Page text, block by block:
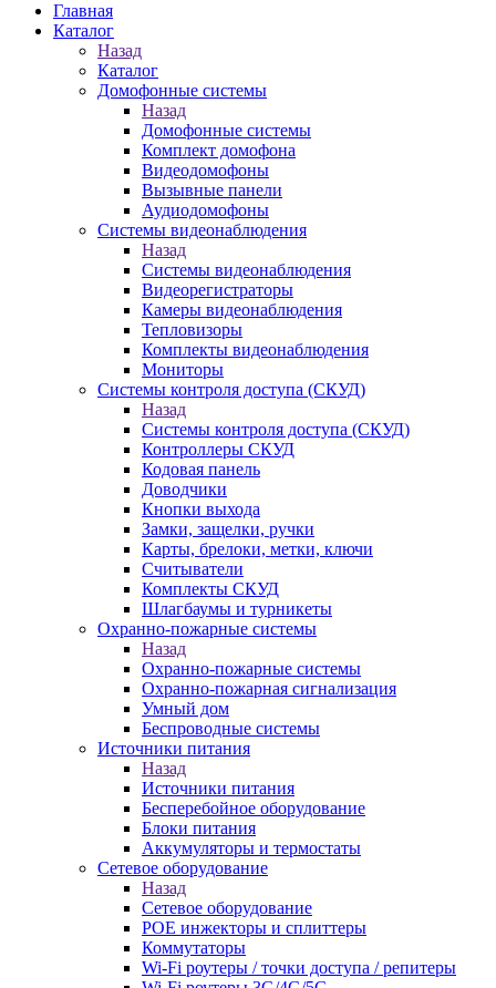
Главная
Каталог
Назад
Каталог
Домофонные системы
Назад
Домофонные системы
Комплект домофона
Видеодомофоны
Вызывные панели
Аудиодомофоны
Системы видеонаблюдения
Назад
Системы видеонаблюдения
Видеорегистраторы
Камеры видеонаблюдения
Тепловизоры
Комплекты видеонаблюдения
Мониторы
Системы контроля доступа (СКУД)
Назад
Системы контроля доступа (СКУД)
Контроллеры СКУД
Кодовая панель
Доводчики
Кнопки выхода
Замки, защелки, ручки
Карты, брелоки, метки, ключи
Считыватели
Комплекты СКУД
Шлагбаумы и турникеты
Охранно-пожарные системы
Назад
Охранно-пожарные системы
Охранно-пожарная сигнализация
Умный дом
Беспроводные системы
Источники питания
Назад
Источники питания
Бесперебойное оборудование
Блоки питания
Аккумуляторы и термостаты
Сетевое оборудование
Назад
Сетевое оборудование
POE инжекторы и сплиттеры
Коммутаторы
Wi-Fi роутеры / точки доступа / репитеры